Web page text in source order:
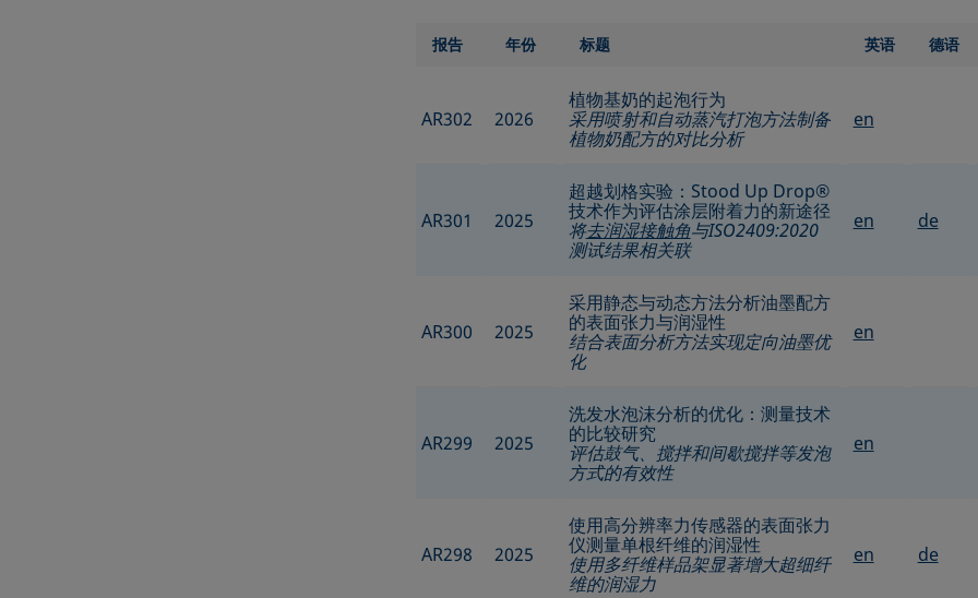
报告 年份 标题 英语 德语
AR302 2026
植物基奶的起泡行为
采用喷射和自动蒸汽打泡方法制备
植物奶配方的对比分析
en
AR301 2025
超越划格实验：Stood Up Drop®
技术作为评估涂层附着力的新途径
将去润湿接触角与ISO2409:2020
测试结果相关联
en de
AR300 2025
采用静态与动态方法分析油墨配方
的表面张力与润湿性
结合表面分析方法实现定向油墨优
化
en
AR299 2025
洗发水泡沫分析的优化：测量技术
的比较研究
评估鼓气、搅拌和间歇搅拌等发泡
方式的有效性
en
AR298 2025
使用高分辨率力传感器的表面张力
仪测量单根纤维的润湿性
使用多纤维样品架显著增大超细纤
维的润湿力
en de